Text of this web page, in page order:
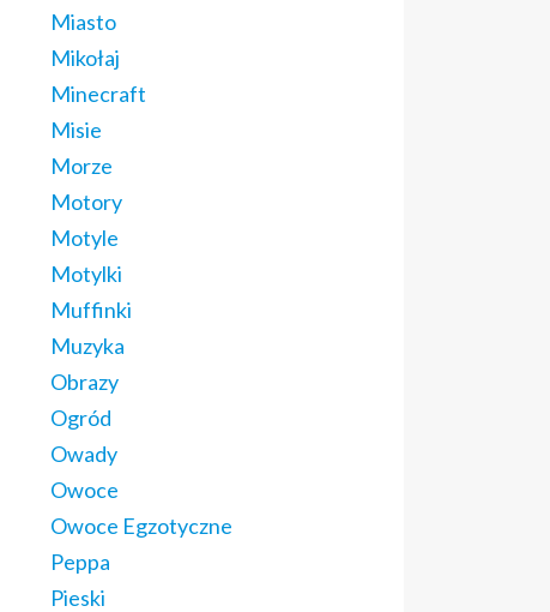
Miasto
Mikołaj
Minecraft
Misie
Morze
Motory
Motyle
Motylki
Muffinki
Muzyka
Obrazy
Ogród
Owady
Owoce
Owoce Egzotyczne
Peppa
Pieski